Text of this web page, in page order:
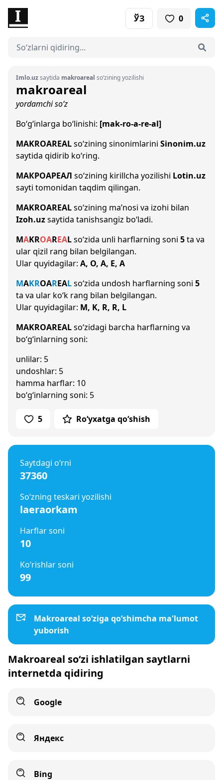
ЎЗ 0
Imlo.uzsaytida makroareal so‘zining yozilishi
makroareal
yordamchi so‘z
Bo‘g‘inlarga bo‘linishi: [mak-ro-a-re-al]
MAKROAREALso‘zining sinonimlarini Sinonim.uz
saytida qidirib ko‘ring.
МАКРОАРЕАЛ so‘zining kirillcha yozilishi Lotin.uz
sayti tomonidan taqdim qilingan.
MAKROAREALso‘zining ma’nosi va izohi bilan
Izoh.uzsaytida tanishsangiz bo‘ladi.
MAKROAREALso‘zida unli harflarning soni 5ta va
ular qizil rang bilan belgilangan.
Ular quyidagilar: A, O, A, E, A
MAKROAREALso‘zida undosh harflarning soni 5
ta va ular ko‘k rang bilan belgilangan.
Ular quyidagilar: M, K, R, R, L
MAKROAREALso‘zidagi barcha harflarning va
bo‘g‘inlarning soni:
unlilar: 5
undoshlar: 5
hamma harflar: 10
bo‘g‘inlarning soni: 5
5 Ro‘yxatga qo‘shish
Saytdagi o‘rni
37360
So‘zning teskari yozilishi
laeraorkam
Harflar soni
10
Ko‘rishlar soni
99
Makroareal so‘ziga qo‘shimcha ma'lumot
yuborish
Makroareal so‘zi ishlatilgan saytlarni
internetda qidiring
Google
Яндекс
Bing